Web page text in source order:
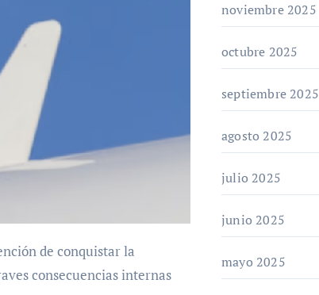
consecuencias internas
noviembre 2025
octubre 2025
septiembre 2025
agosto 2025
julio 2025
junio 2025
mayo 2025